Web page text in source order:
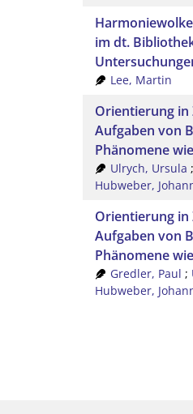
im dt.
Lee, Martin
Orientierung in
Aufgaben von
Phänomene
Ulrych, Ursula
Hubweber,
Orientierung in
Aufgaben von
Phänomene
Gredler, Paul ;
Hubweber,